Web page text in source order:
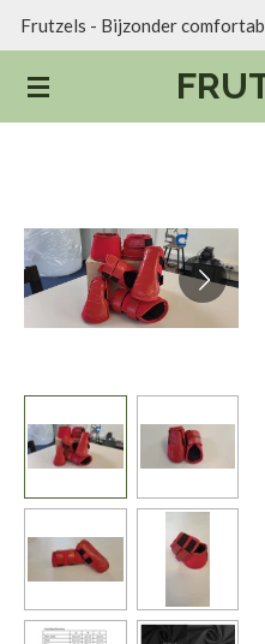
Ga
naar
de
Frutzels - Bijzonder